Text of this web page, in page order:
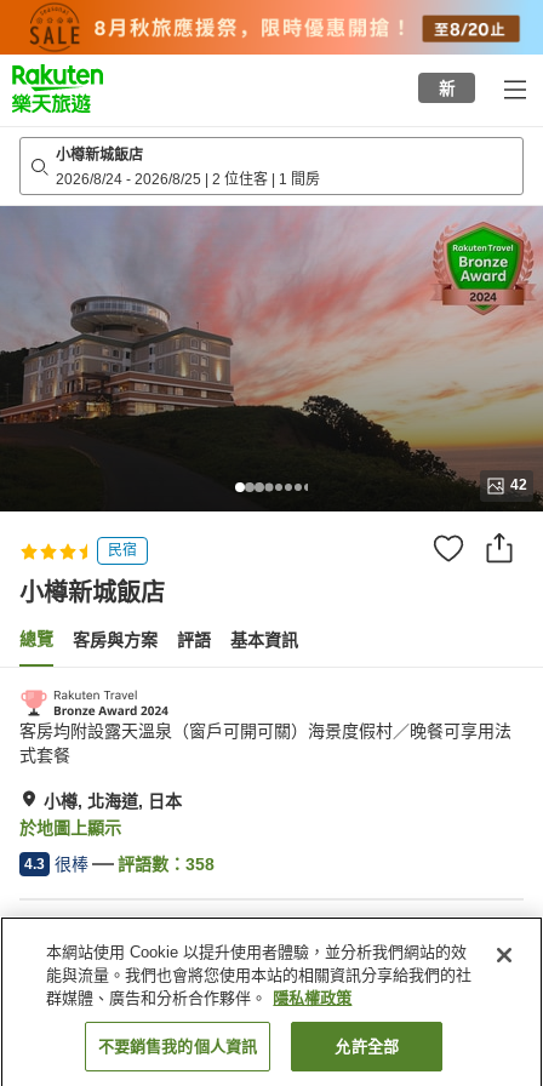
top
page
新
小樽新城飯店
2026/8/24 - 2026/8/25 | 2 位住客 | 1 間房
42
民宿
小樽新城飯店
總覽 客房與方案 評語 基本資訊
客房均附設露天溫泉（窗戶可開可關）海景度假村／晚餐可享用法
式套餐
小樽, 北海道, 日本
於地圖上顯示
4.3 很棒 評語數： 358
停車場
三溫暖
Spa／美容沙龍
餐廳
日本 北海道 小樽 小樽新城飯店
找客房
本網站使用 Cookie 以提升使用者體驗，並分析我們網站的效
能與流量。我們也會將您使用本站的相關資訊分享給我們的社
群媒體、廣告和分析合作夥伴。
隱私權政策
不要銷售我的個人資訊 允許全部